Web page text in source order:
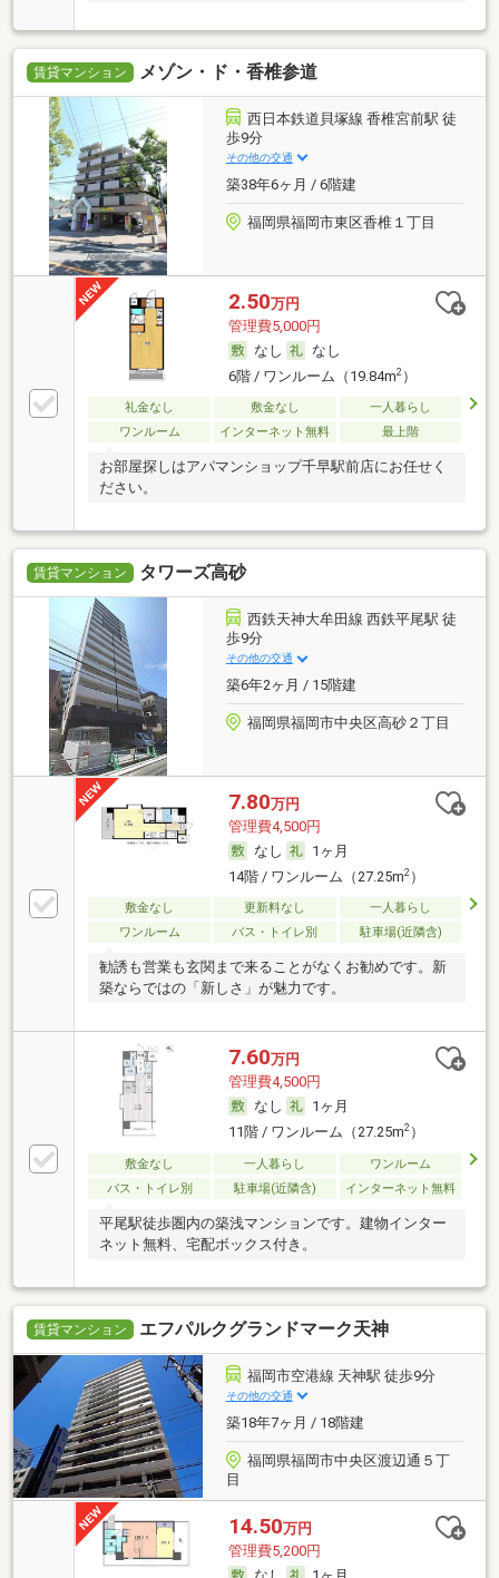
賃貸マンション メゾン・ド・香椎参道
西日本鉄道貝塚線 香椎宮前駅 徒
歩9分
その他の交通
築38年6ヶ月 / 6階建
福岡県福岡市東区香椎１丁目
2.50万円
管理費5,000円
なし
なし
6階 / ワンルーム（19.84m2）
礼金なし 敷金なし
一人暮らし
ワンルーム
インターネット無料 最上階
お部屋探しはアパマンショップ千早駅前店にお任せく
ださい。
賃貸マンション タワーズ高砂
西鉄天神大牟田線 西鉄平尾駅 徒
歩9分
その他の交通
築6年2ヶ月 / 15階建
福岡県福岡市中央区高砂２丁目
7.80万円
管理費4,500円
なし
1ヶ月
14階 / ワンルーム（27.25m2）
敷金なし 更新料なし
一人暮らし
ワンルーム
バス・トイレ別 駐車場(近隣含)
勧誘も営業も玄関まで来ることがなくお勧めです。新
築ならではの「新しさ」が魅力です。
7.60万円
管理費4,500円
なし
1ヶ月
11階 / ワンルーム（27.25m2）
敷金なし 一人暮らし
ワンルーム
バス・トイレ別
駐車場(近隣含) インターネット無料
平尾駅徒歩圏内の築浅マンションです。建物インター
ネット無料、宅配ボックス付き。
賃貸マンション エフパルクグランドマーク天神
福岡市空港線 天神駅 徒歩9分
その他の交通
築18年7ヶ月 / 18階建
福岡県福岡市中央区渡辺通５丁
目
14.50万円
管理費5,200円